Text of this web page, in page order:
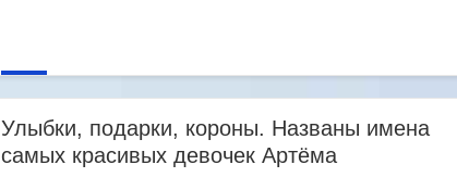
Улыбки, подарки, короны. Названы имена
самых красивых девочек Артёма